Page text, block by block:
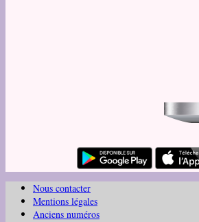
Nous contacter
Mentions légales
Anciens numéros